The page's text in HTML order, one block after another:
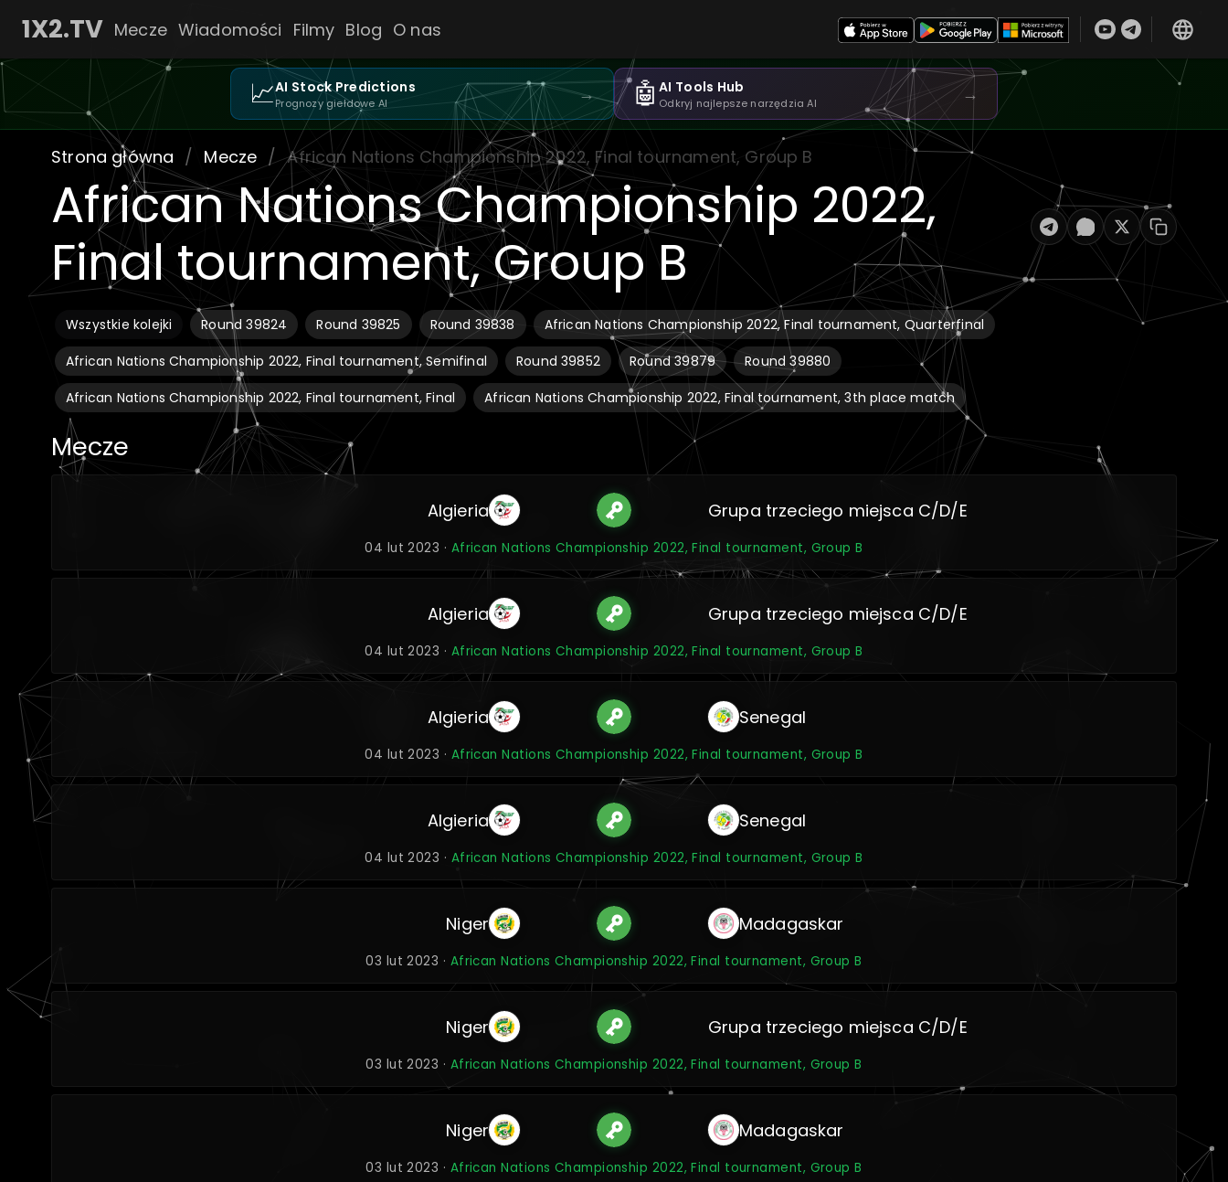
1X2.TV Mecze Wiadomości Filmy Blog O nas
📈AI Stock Predictions
Prognozy giełdowe AI → 🤖AI Tools Hub
Odkryj najlepsze narzędzia AI →
Strona główna / Mecze / African Nations Championship 2022, Final tournament, Group B
African Nations Championship 2022,
Final tournament, Group B
Wszystkie kolejki Round 39824 Round 39825 Round 39838
African Nations Championship 2022, Final tournament, Quarterfinal
African Nations Championship 2022, Final tournament, Semifinal
Round 39852 Round 39879
Round 39880
African Nations Championship 2022, Final tournament, Final
African Nations Championship 2022, Final tournament, 3th place match
Mecze
Algieria Grupa trzeciego miejsca C/D/E
04 lut 2023 · African Nations Championship 2022, Final tournament, Group B
Algieria Grupa trzeciego miejsca C/D/E
04 lut 2023 · African Nations Championship 2022, Final tournament, Group B
Algieria Senegal
04 lut 2023 · African Nations Championship 2022, Final tournament, Group B
Algieria Senegal
04 lut 2023 · African Nations Championship 2022, Final tournament, Group B
Niger Madagaskar
03 lut 2023 · African Nations Championship 2022, Final tournament, Group B
Niger Grupa trzeciego miejsca C/D/E
03 lut 2023 · African Nations Championship 2022, Final tournament, Group B
Niger Madagaskar
03 lut 2023 · African Nations Championship 2022, Final tournament, Group B